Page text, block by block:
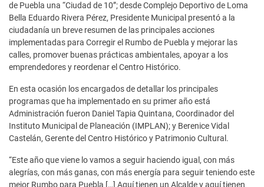
de Puebla una “Ciudad de 10”; desde Complejo Deportivo de Loma
Bella Eduardo Rivera Pérez, Presidente Municipal presentó a la
ciudadanía un breve resumen de las principales acciones
implementadas para Corregir el Rumbo de Puebla y mejorar las
calles, promover buenas prácticas ambientales, apoyar a los
emprendedores y reordenar el Centro Histórico.
En esta ocasión los encargados de detallar los principales
programas que ha implementado en su primer año está
Administración fueron Daniel Tapia Quintana, Coordinador del
Instituto Municipal de Planeación (IMPLAN); y Berenice Vidal
Castelán, Gerente del Centro Histórico y Patrimonio Cultural.
“Este año que viene lo vamos a seguir haciendo igual, con más
alegrías, con más ganas, con más energía para seguir teniendo este
mejor Rumbo para Puebla […] Aquí tienen un Alcalde y aquí tienen